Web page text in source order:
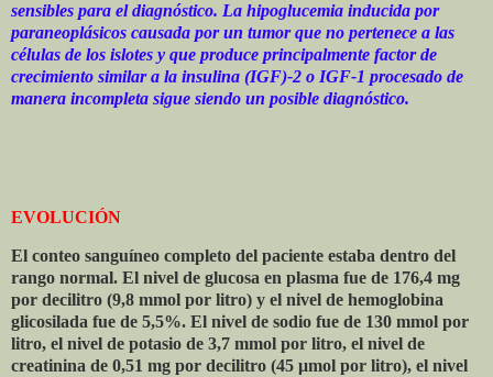
sensibles para el diagnóstico. La hipoglucemia inducida por
paraneoplásicos causada por un tumor que no pertenece a las
células de los islotes y que produce principalmente factor de
crecimiento similar a la insulina (IGF)-2 o IGF-1 procesado de
manera incompleta sigue siendo un posible diagnóstico.
EVOLUCIÓN
El conteo sanguíneo completo del paciente estaba dentro del
rango normal. El nivel de glucosa en plasma fue de 176,4 mg
por decilitro (9,8 mmol por litro) y el nivel de hemoglobina
glicosilada fue de 5,5%. El nivel de sodio fue de 130 mmol por
litro, el nivel de potasio de 3,7 mmol por litro, el nivel de
creatinina de 0,51 mg por decilitro (45 μmol por litro), el nivel